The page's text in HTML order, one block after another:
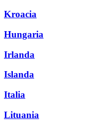
Kroacia
Hungaria
Irlanda
Islanda
Italia
Lituania